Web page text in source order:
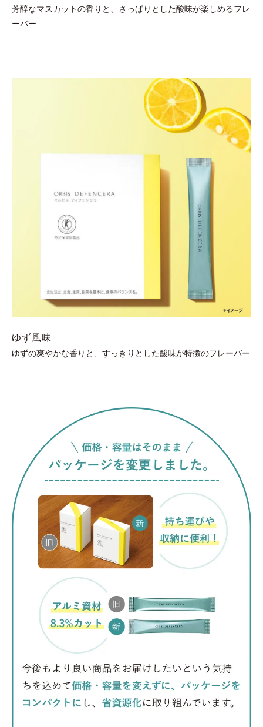
芳醇なマスカットの香りと、さっぱりとした酸味が楽しめるフレ
ーバー
ゆず風味
ゆずの爽やかな香りと、すっきりとした酸味が特徴のフレーバー